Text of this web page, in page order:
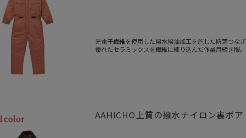
光電子繊維を使用した撥水撥油加工を施した防寒つな
優れたセラミックスを繊維に練り込んだ作業用続き服。
AAHICHO上質の撥水ナイロン裏ボ